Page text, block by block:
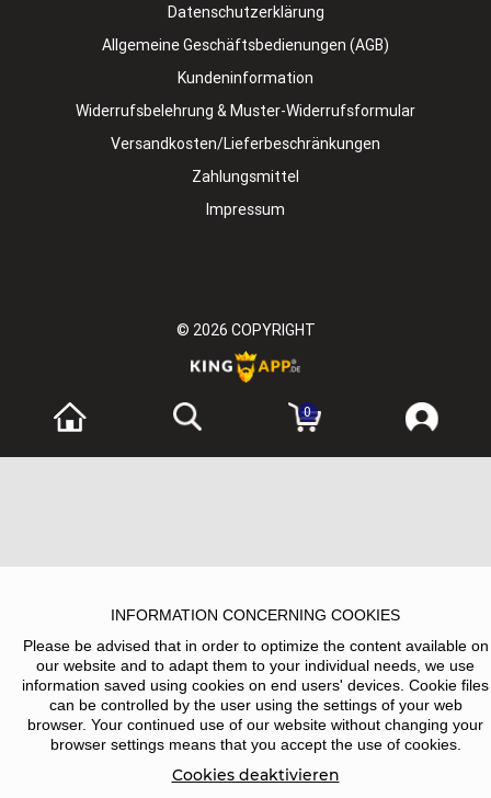
Datenschutzerklärung
Allgemeine Geschäftsbedienungen (AGB)
Kundeninformation
Widerrufsbelehrung & Muster-Widerrufsformular
Versandkosten/Lieferbeschränkungen
Zahlungsmittel
Impressum
© 2026 COPYRIGHT
0
INFORMATION CONCERNING COOKIES
Please be advised that in order to optimize the content available on
our website and to adapt them to your individual needs, we use
information saved using cookies on end users' devices. Cookie files
can be controlled by the user using the settings of your web
browser. Your continued use of our website without changing your
browser settings means that you accept the use of cookies.
Cookies deaktivieren